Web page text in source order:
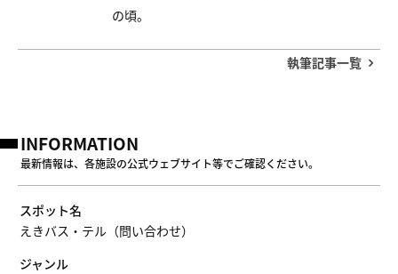
の頃。
執筆記事一覧
INFORMATION
最新情報は、各施設の公式ウェブサイト等でご確認ください。
スポット名
えきバス・テル（問い合わせ）
ジャンル